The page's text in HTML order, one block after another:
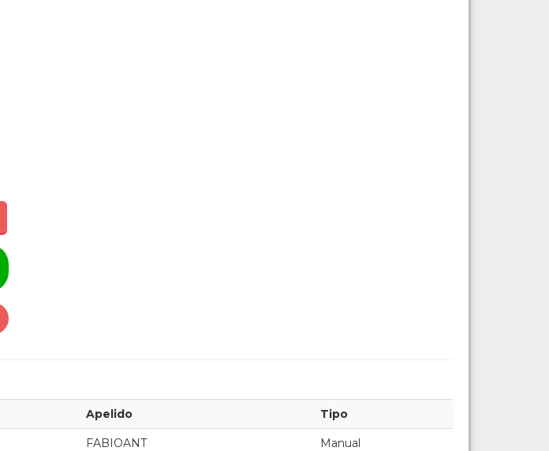
Apelido Tipo
FABIOANT Manual